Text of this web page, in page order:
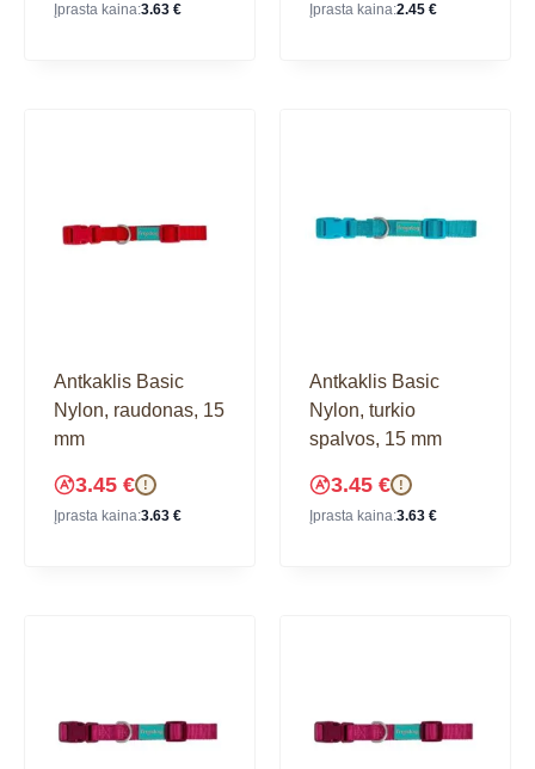
Įprasta kaina:3.63 € Įprasta kaina:2.45 €
Antkaklis Basic
Nylon, raudonas, 15
mm
3.45 € !
Įprasta kaina:3.63 €
Antkaklis Basic
Nylon, turkio
spalvos, 15 mm
3.45 € !
Įprasta kaina:3.63 €